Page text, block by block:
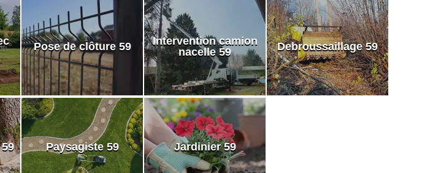
Pose de clôture 59
Intervention camion
nacelle 59
Debroussaillage 59
Paysagiste 59 Jardinier 59